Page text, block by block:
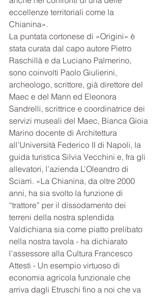
eccellenze territoriali come la
Chianina».
La puntata cortonese di «Origini» è
stata curata dal capo autore Pietro
Raschillà e da Luciano Palmerino,
sono coinvolti Paolo Giulierini,
archeologo, scrittore, già direttore del
Maec e del Mann ed Eleonora
Sandrelli, scrittrice e coordinatrice dei
servizi museali del Maec, Bianca Gioia
Marino docente di Architettura
all’Università Federico II di Napoli, la
guida turistica Silvia Vecchini e, fra gli
allevatori, l’azienda L’Oleandro di
Sciarri. «La Chianina, da oltre 2000
anni, ha sia svolto la funzione di
“trattore” per il dissodamento dei
terreni della nostra splendida
Valdichiana sia come piatto prelibato
nella nostra tavola - ha dichiarato
l’assessore alla Cultura Francesco
Attesti - Un esempio virtuoso di
economia agricola funzionale che
arriva dagli Etruschi fino a noi che va